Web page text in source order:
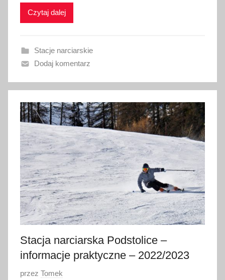
a
n
8
s
t
y
c
z
n
i
a
2
2
Czytaj dalej
Stacje narciarskie
Dodaj komentarz
Stacja narciarska Podstolice –
informacje praktyczne – 2022/2023
O
przez Tomek